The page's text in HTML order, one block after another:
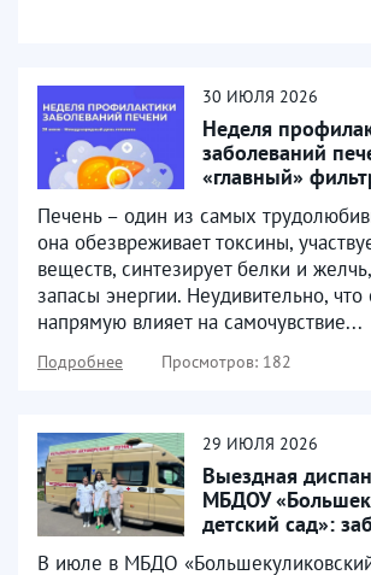
30 ИЮЛЯ 2026
Неделя
заболеваний
«главный»
Печень – один из самых
она обезвреживает токсины,
веществ, синтезирует белки и
запасы энергии. Неудивительно,
напрямую влияет на самочувствие...
Подробнее Просмотров: 182
29 ИЮЛЯ 2026
Выездная
МБДОУ
детский сад»:
В июле в МБДО